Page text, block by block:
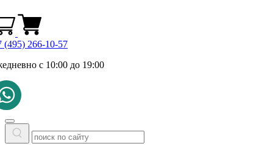
(495) 266-10-57
с 10:00 до 19:00